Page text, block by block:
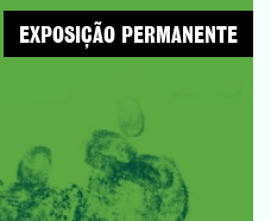
EXPOSIÇÃO PERMANENTE